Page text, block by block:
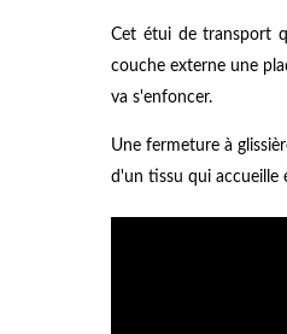
Cet étui de transport
couche externe une
va s'enfoncer.
Une fermeture à
d'un tissu qui accueille